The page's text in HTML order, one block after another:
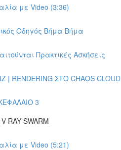
με Video (3:36)
Οδηγός Βήμα Βήμα
Πρακτικές Ασκήσεις
| RENDERING ΣΤΟ CHAOS CLOUD
3
RAY SWARM
με Video (5:21)